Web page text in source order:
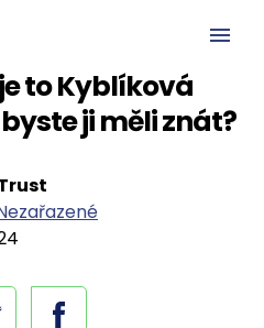
to Kyblíková
ji měli znát?